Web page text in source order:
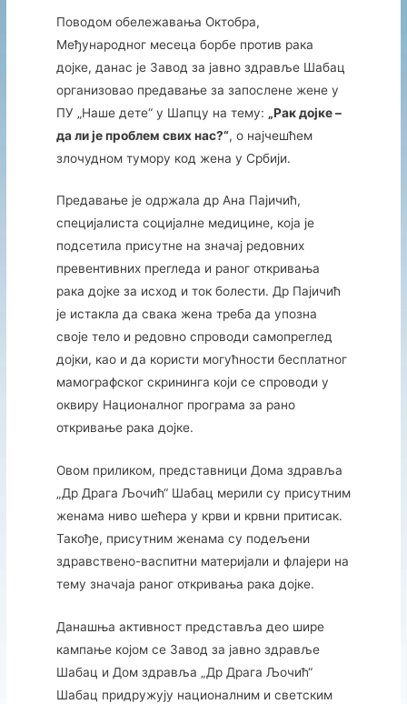
Поводом обележавања Октобра,
Међународног месеца борбе против рака
дојке, данас је Завод за јавно здравље Шабац
организовао предавање за запослене жене у
ПУ „Наше дете“ у Шапцу на тему: „Рак дојке –
да ли је проблем свих нас?“, о најчешћем
злочудном тумору код жена у Србији.
Предавање је одржала др Ана Пајичић,
специјалиста социјалне медицине, која је
подсетила присутне на значај редовних
превентивних прегледа и раног откривања
рака дојке за исход и ток болести. Др Пајичић
је истакла да свака жена треба да упозна
своје тело и редовно спроводи самопреглед
дојки, као и да користи могућности бесплатног
мамографског скрининга који се спроводи у
оквиру Националног програма за рано
откривање рака дојке.
Овом приликом, представници Дома здравља
„Др Драга Љочић“ Шабац мерили су присутним
женама ниво шећера у крви и крвни притисак.
Такође, присутним женама су подељени
здравствено-васпитни материјали и флајери на
тему значаја раног откривања рака дојке.
Данашња активност представља део шире
кампање којом се Завод за јавно здравље
Шабац и Дом здравља „Др Драга Љочић“
Шабац придружују националним и светским